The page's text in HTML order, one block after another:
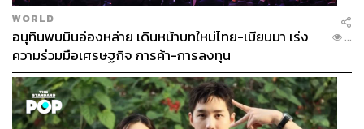
WORLD
อนุทินพบมินอ่องหล่าย เดินหน้าบทใหม่ไทย-เมียนมา เร่ง
ความร่วมมือเศรษฐกิจ การค้า-การลงทุน
...